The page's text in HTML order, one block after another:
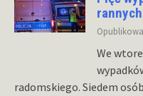
rannych
We
radomskiego. Siedem